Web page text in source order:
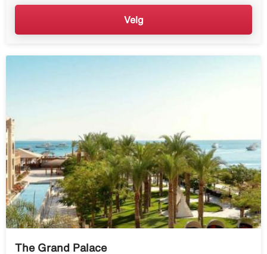
Velg
The Grand Palace